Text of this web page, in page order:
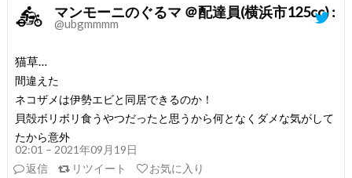
マンモーニのぐるマ ＠配達員(横浜市125cc) :
@ubgmmmm
猫草…
間違えた
ネコザメは伊勢エビと同居できるのか！
貝殻ボリボリ食うやつだったと思うから何となくダメな気がして
たから意外
02:01 – 2021年09月19日
返信
リツイート お気に入り